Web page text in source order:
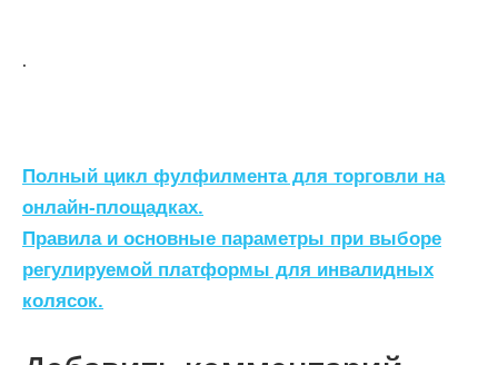
.
Н
а
в
и
Полный цикл фулфилмента для торговли на
онлайн-площадках.
Правила и основные параметры при выборе
регулируемой платформы для инвалидных
колясок.